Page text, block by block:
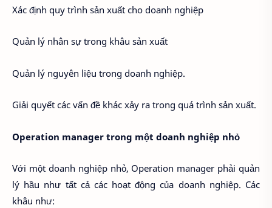
Xác định quy trình sản xuất cho doanh nghiệp
Quản lý nhân sự trong khâu sản xuất
Quản lý nguyên liệu trong doanh nghiệp.
Giải quyết các vấn đề khác xảy ra trong quá trình sản xuất.
Operation manager trong một doanh nghiệp nhỏ
Với một doanh nghiệp nhỏ, Operation manager phải quản
lý hầu như tất cả các hoạt động của doanh nghiệp. Các
khâu như: